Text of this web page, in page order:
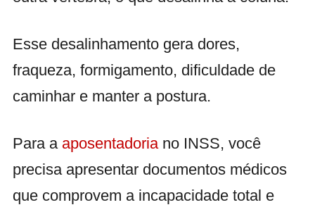
Esse desalinhamento gera dores,
fraqueza, formigamento, dificuldade de
caminhar e manter a postura.
Para a aposentadoriano INSS, você
precisa apresentar documentos médicos
que comprovem a incapacidade total e